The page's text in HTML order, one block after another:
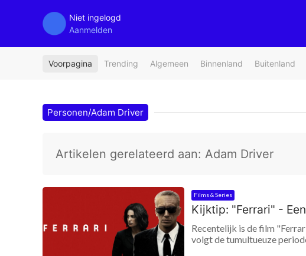
Niet ingelogd
Aanmelden
Voorpagina Trending Algemeen Binnenland Buitenland
Personen/Adam Driver
Artikelen gerelateerd aan: Adam Driver
Films & Series
Kijktip: "Ferrari" -
Recentelijk is de film
volgt de tumultueuze